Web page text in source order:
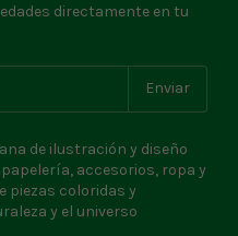
directamente en tu
de ilustración y diseño
accesorios, ropa y
piezas coloridas y
y el universo